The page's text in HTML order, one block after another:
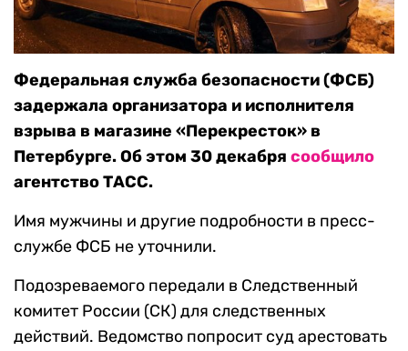
Федеральная служба безопасности (ФСБ)
задержала организатора и исполнителя
взрыва в магазине «Перекресток» в
Петербурге. Об этом 30 декабря сообщило
агентство ТАСС.
Имя мужчины и другие подробности в пресс-
службе ФСБ не уточнили.
Подозреваемого передали в Следственный
комитет России (СК) для следственных
действий. Ведомство попросит суд арестовать